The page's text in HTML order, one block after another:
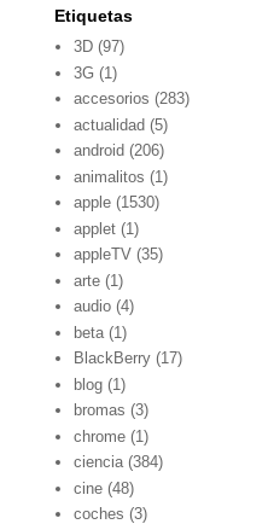
Etiquetas
3D (97)
3G (1)
accesorios (283)
actualidad (5)
android (206)
animalitos (1)
apple (1530)
applet (1)
appleTV (35)
arte (1)
audio (4)
beta (1)
BlackBerry (17)
blog (1)
bromas (3)
chrome (1)
ciencia (384)
cine (48)
coches (3)